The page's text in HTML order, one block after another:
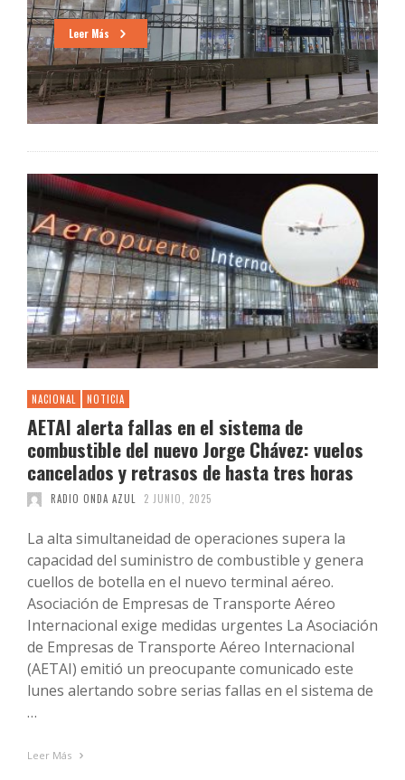
Leer Más
NACIONAL NOTICIA
AETAI alerta fallas en el sistema de
combustible del nuevo Jorge Chávez: vuelos
cancelados y retrasos de hasta tres horas
RADIO ONDA AZUL 2 JUNIO, 2025
La alta simultaneidad de operaciones supera la
capacidad del suministro de combustible y genera
cuellos de botella en el nuevo terminal aéreo.
Asociación de Empresas de Transporte Aéreo
Internacional exige medidas urgentes La Asociación
de Empresas de Transporte Aéreo Internacional
(AETAI) emitió un preocupante comunicado este
lunes alertando sobre serias fallas en el sistema de
…
Leer Más